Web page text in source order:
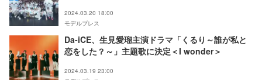
2024.03.20 18:00
モデルプレス
Da-iCE、生見愛瑠主演ドラマ「くるり～誰が私と
恋をした？～」主題歌に決定＜I wonder＞
2024.03.19 23:00